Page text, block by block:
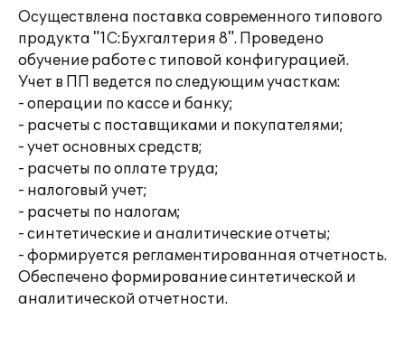
Осуществлена поставка современного типового
продукта "1С:Бухгалтерия 8". Проведено
обучение работе с типовой конфигурацией.
Учет в ПП ведется по следующим участкам:
- операции по кассе и банку;
- расчеты с поставщиками и покупателями;
- учет основных средств;
- расчеты по оплате труда;
- налоговый учет;
- расчеты по налогам;
- синтетические и аналитические отчеты;
- формируется регламентированная отчетность.
Обеспечено формирование синтетической и
аналитической отчетности.